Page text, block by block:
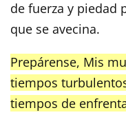
de fuerza y piedad
que se avecina.
Prepárense, Mis
tiempos
tiempos de